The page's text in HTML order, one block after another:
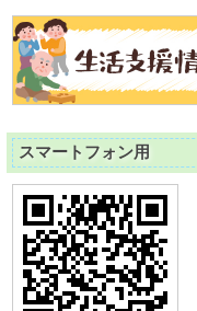
スマートフォン用